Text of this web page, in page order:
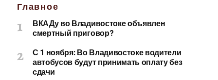
Главное
ВКАДу во Владивостоке объявлен
смертный приговор?
С 1 ноября: Во Владивостоке водители
автобусов будут принимать оплату без
сдачи